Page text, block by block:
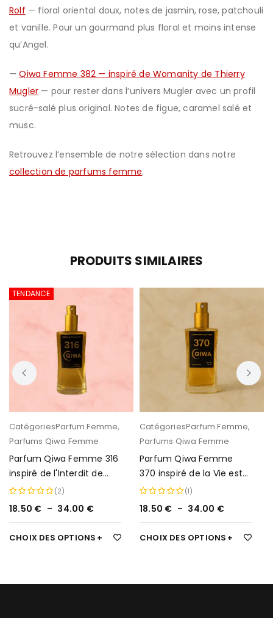
Rolf — floral oriental doux, notes de jasmin, rose, patchouli
et vanille. Pour un gourmand plus floral et moins intense
qu’Angel.
—Qiwa Femme 382 — inspiré de Womanity de Thierry
Mugler — pour rester dans l’univers Mugler avec un profil
sucré-salé plus original. Notes de figue, caramel salé et
musc.
Retrouvez l’ensemble de notre sélection dans notre
collection de parfums femme.
PRODUITS SIMILAIRES
TENDANCE
CatégoriesParfum Femme,
Parfums Qiwa Femme
Parfum Qiwa Femme 316
inspiré de l'Interdit de
Givenchy
Note 5.00
sur 5
(2)
18.50 € – 34.00 €
CHOIX DES OPTIONS
CatégoriesParfum Femme,
Parfums Qiwa Femme
Parfum Qiwa Femme
370 inspiré de la Vie est
Belle de Lancôme
Note 5.00
sur 5
(1)
18.50 € – 34.00 €
CHOIX DES OPTIONS